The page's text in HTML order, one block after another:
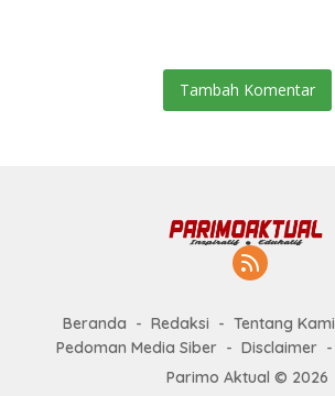
Tambah Komentar
Beranda Redaksi Tentang Kami
Pedoman Media Siber
Disclaimer
Parimo Aktual © 2026